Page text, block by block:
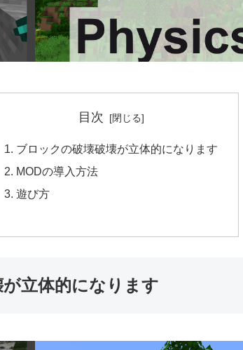
目次
ブロックの破壊破壊が立体的になります
MODの導入方法
遊び方
立体的になります